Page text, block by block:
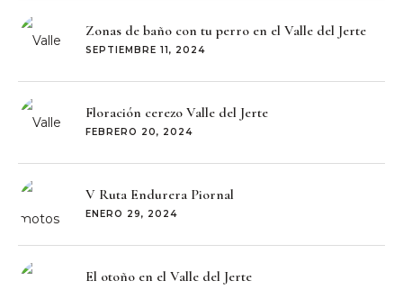
Zonas de baño con tu perro en el Valle del Jerte
SEPTIEMBRE 11, 2024
Floración cerezo Valle del Jerte
FEBRERO 20, 2024
V Ruta Endurera Piornal
ENERO 29, 2024
El otoño en el Valle del Jerte